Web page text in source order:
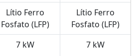
Lítio Ferro
Fosfato (LFP)
Lítio Ferro
Fosfato (LFP)
7 kW 7 kW